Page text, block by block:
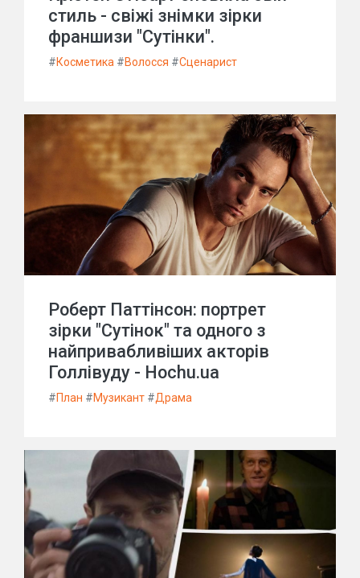
стиль - свіжі знімки зірки
франшизи "Сутінки".
#Косметика #Волосся #Сценарист
Роберт Паттінсон: портрет
зірки "Сутінок" та одного з
найпривабливіших акторів
Голлівуду - Hochu.ua
#План #Музикант #Драма